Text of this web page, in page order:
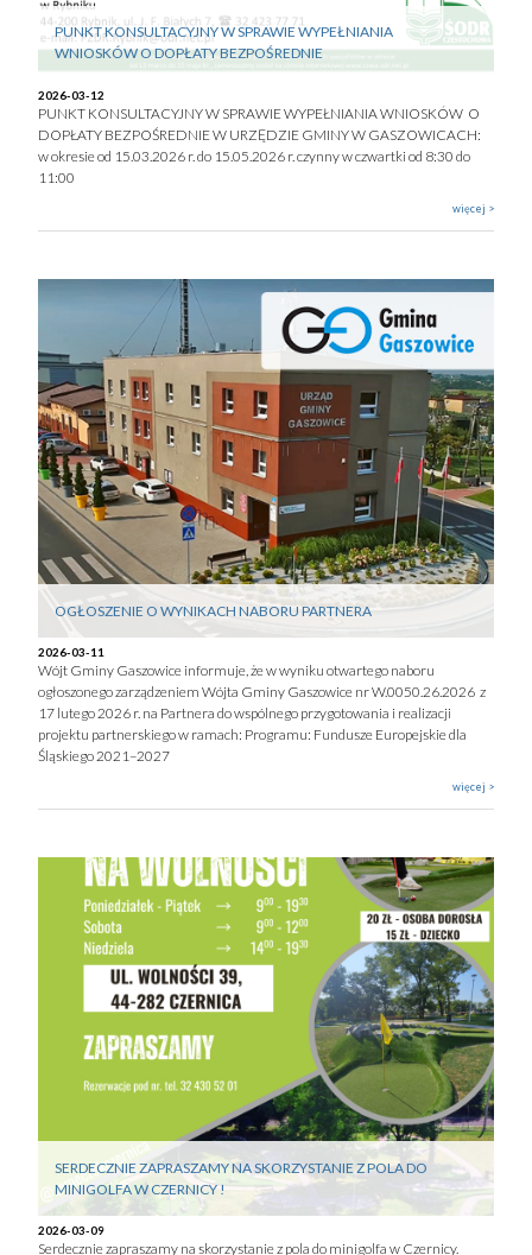
PUNKT KONSULTACYJNY W SPRAWIE WYPEŁNIANIA
WNIOSKÓW O DOPŁATY BEZPOŚREDNIE
2026-03-12
PUNKT KONSULTACYJNY W SPRAWIE WYPEŁNIANIA WNIOSKÓW O
DOPŁATY BEZPOŚREDNIE W URZĘDZIE GMINY W GASZOWICACH:
w okresie od 15.03.2026 r. do 15.05.2026 r. czynny w czwartki od 8:30 do
11:00
więcej >
OGŁOSZENIE O WYNIKACH NABORU PARTNERA
2026-03-11
Wójt Gminy Gaszowice informuje, że w wyniku otwartego naboru
ogłoszonego zarządzeniem Wójta Gminy Gaszowice nr W.0050.26.2026 z
17 lutego 2026 r. na Partnera do wspólnego przygotowania i realizacji
projektu partnerskiego w ramach: Programu: Fundusze Europejskie dla
Śląskiego 2021–2027
więcej >
SERDECZNIE ZAPRASZAMY NA SKORZYSTANIE Z POLA DO
MINIGOLFA W CZERNICY !
2026-03-09
Serdecznie zapraszamy na skorzystanie z pola do minigolfa w Czernicy.